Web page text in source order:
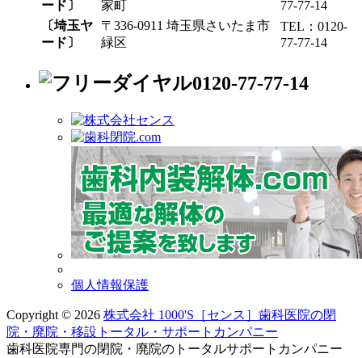
ード〕
家町
77-77-14
〔埼玉ヤ
ード〕
〒336-0911 埼玉県さいたま市
緑区
TEL：0120-
77-77-14
0120-77-77-14
個人情報保護
Copyright © 2026 株式会社 1000'S［センス］歯科医院の閉
院・廃院・移設トータル・サポートカンパニー
歯科医院専門の閉院・廃院のトータルサポートカンパニー